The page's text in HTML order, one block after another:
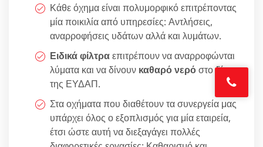
Κάθε όχημα είναι πολυμορφικό επιτρέποντας
μία ποικιλία από υπηρεσίες: Αντλήσεις,
αναρροφήσεις υδάτων αλλά και λυμάτων.
Ειδικά φίλτραεπιτρέπουν να αναρροφώνται
λύματα και να δίνουν καθαρό νερόστο δίκτυο
της ΕΥΔΑΠ.
Στα οχήματα που διαθέτουν τα συνεργεία μας
υπάρχει όλος ο εξοπλισμός για μία εταιρεία,
έτσι ώστε αυτή να διεξαγάγει πολλές